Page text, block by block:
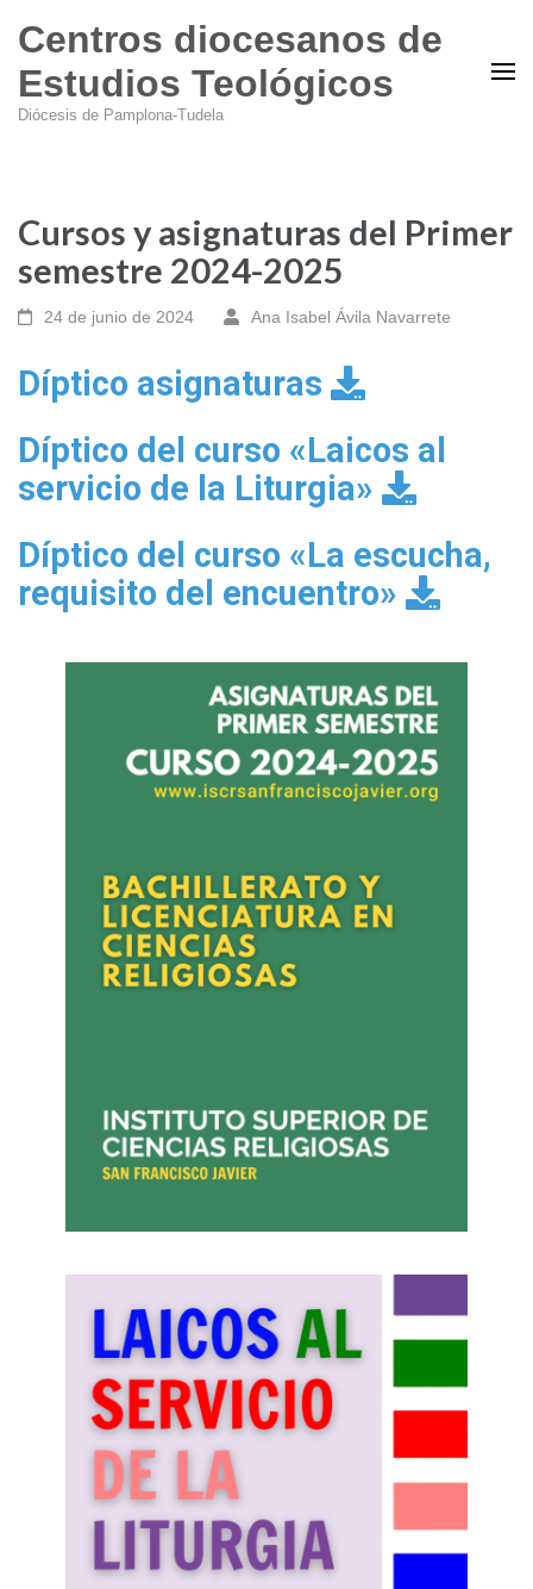
Centros diocesanos de
Estudios Teológicos
Diócesis de Pamplona-Tudela
Cursos y asignaturas del Primer
semestre 2024-2025
24 de junio de 2024 Ana Isabel Ávila Navarrete
Díptico asignaturas
Díptico del curso «Laicos al
servicio de la Liturgia»
Díptico del curso «La escucha,
requisito del encuentro»